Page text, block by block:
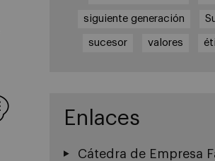
siguiente generación
sucesor valores
Enlaces
Cátedra de Empresa